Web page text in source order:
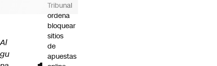
Al
gu
Tribunal
ordena
bloquear
sitios
de
apuestas